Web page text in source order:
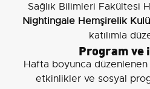
Sağlık Bilimleri Fakültesi
Nightingale Hemşirelik
katılımla
Program ve
Hafta boyunca
etkinlikler ve sosyal